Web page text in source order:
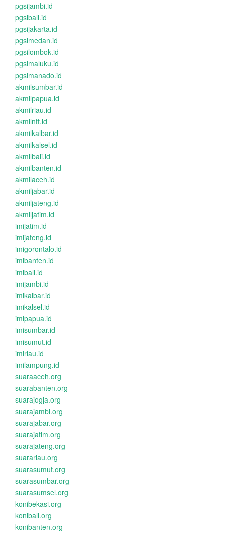
pgsijambi.id
pgsibali.id
pgsijakarta.id
pgsimedan.id
pgsilombok.id
pgsimaluku.id
pgsimanado.id
akmilsumbar.id
akmilpapua.id
akmilriau.id
akmilntt.id
akmilkalbar.id
akmilkalsel.id
akmilbali.id
akmilbanten.id
akmilaceh.id
akmiljabar.id
akmiljateng.id
akmiljatim.id
imijatim.id
imijateng.id
imigorontalo.id
imibanten.id
imibali.id
imijambi.id
imikalbar.id
imikalsel.id
imipapua.id
imisumbar.id
imisumut.id
imiriau.id
imilampung.id
suaraaceh.org
suarabanten.org
suarajogja.org
suarajambi.org
suarajabar.org
suarajatim.org
suarajateng.org
suarariau.org
suarasumut.org
suarasumbar.org
suarasumsel.org
konibekasi.org
konibali.org
konibanten.org